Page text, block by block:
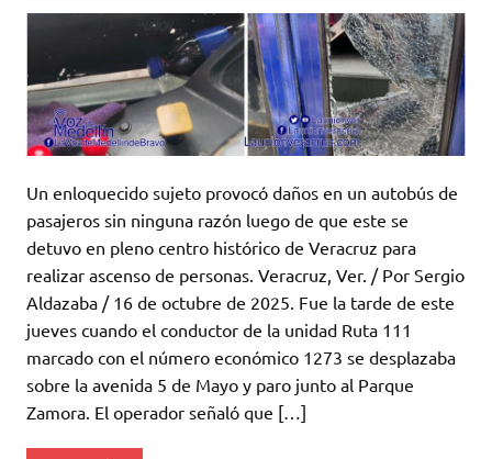
Un enloquecido sujeto provocó daños en un autobús de
pasajeros sin ninguna razón luego de que este se
detuvo en pleno centro histórico de Veracruz para
realizar ascenso de personas. Veracruz, Ver. / Por Sergio
Aldazaba / 16 de octubre de 2025. Fue la tarde de este
jueves cuando el conductor de la unidad Ruta 111
marcado con el número económico 1273 se desplazaba
sobre la avenida 5 de Mayo y paro junto al Parque
Zamora. El operador señaló que […]